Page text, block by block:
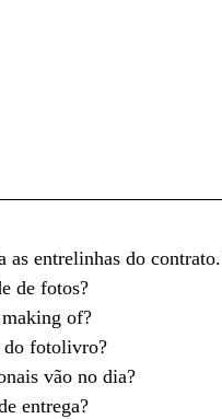
as entrelinhas do
de fotos?
of?
do fotolivro?
vão no dia?
entrega?